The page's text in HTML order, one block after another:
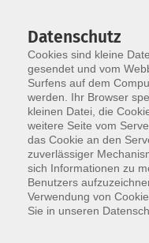
Skip to main content
Digitale
Datenschutz
Cookies sind kleine
gesendet und vom
Surfens auf dem
werden. Ihr Browser
kleinen Datei, die
weitere Seite vom
das Cookie an den
zuverlässiger
sich Informationen zu
Benutzers
Verwendung von
Sie in unseren